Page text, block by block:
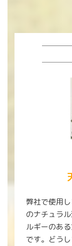
弊社で使用
のナチュラ
ルギーのあ
です。どう